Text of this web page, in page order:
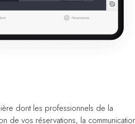
dont les professionnels de la
de vos réservations, la